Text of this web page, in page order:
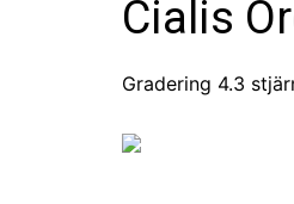
Cialis
Gradering 4.3